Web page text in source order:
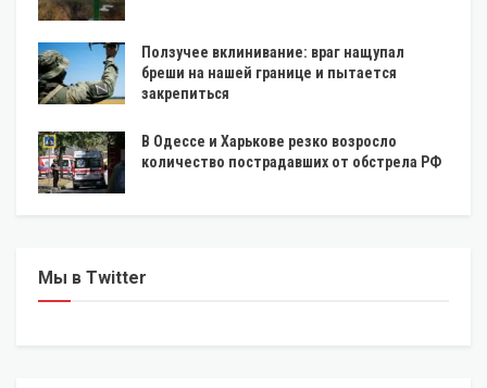
Ползучее вклинивание: враг нащупал
бреши на нашей границе и пытается
закрепиться
В Одессе и Харькове резко возросло
количество пострадавших от обстрела РФ
Мы в Twitter